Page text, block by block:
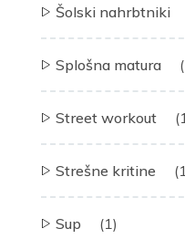
Šolski nahrbtniki
Splošna matura
Street workout
Strešne kritine
Sup (1)